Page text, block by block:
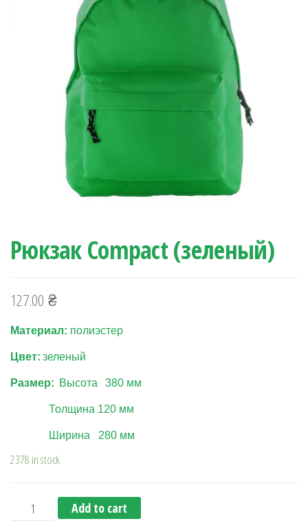
Рюкзак Compact (зеленый)
127.00 ₴
Материал: полиэстер
Цвет: зеленый
Размер: Высота 380 мм
Толщина 120 мм
Ширина 280 мм
2378 in stock
Рюкзак Compact (зеленый) quantity
Add to cart